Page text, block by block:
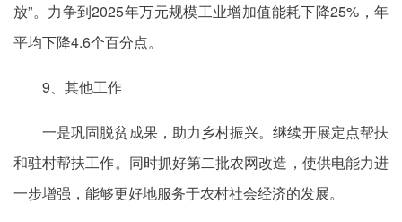
放”。力争到2025年万元规模工业增加值能耗下降25%，年
平均下降4.6个百分点。
9、其他工作
一是巩固脱贫成果，助力乡村振兴。继续开展定点帮扶
和驻村帮扶工作。同时抓好第二批农网改造，使供电能力进
一步增强，能够更好地服务于农村社会经济的发展。